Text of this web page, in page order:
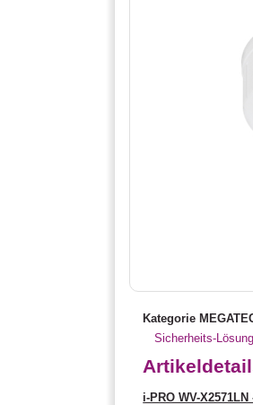
Kategorie
Sicherheits-
i-PRO WV-